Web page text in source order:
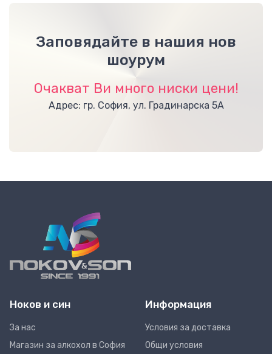
Заповядайте в нашия нов
шоурум
Очакват Ви много ниски цени!
Адрес: гр. София, ул. Градинарска 5А
Ноков и син
За нас
Магазин за алкохол в София
Информация
Условия за доставка
Общи условия